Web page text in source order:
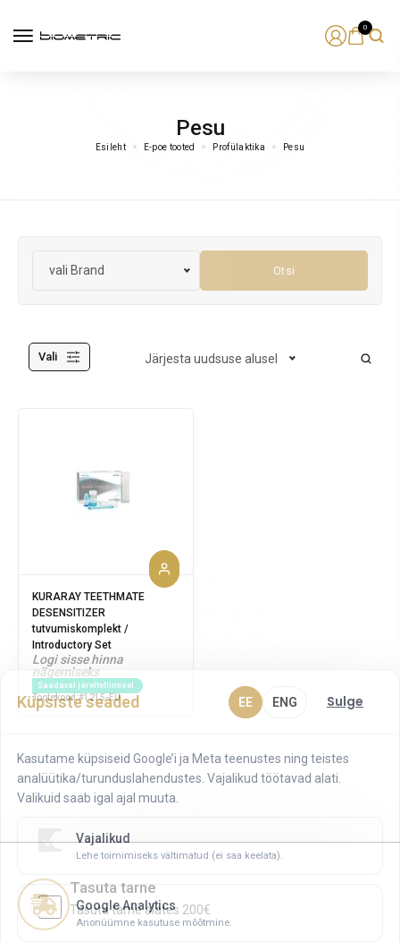
0
Pesu
Esileht E-poe tooted Profülaktika Pesu
vali Brand Otsi
Vali Järjesta uudsuse alusel
KURARAY TEETHMATE
DESENSITIZER
tutvumiskomplekt /
Introductory Set
Logi sisse hinna
nägemiseks
Saadaval järeltellimisel
Tootekood:#1215-EU
Tasuta tarne
Tasuta tarne alates 200€
Küpsiste seaded EE ENG Sulge
Kasutame küpsiseid Google’i ja Meta teenustes ning teistes
analüütika/turunduslahendustes. Vajalikud töötavad alati.
Valikuid saab igal ajal muuta.
Vajalikud
Lehe toimimiseks vältimatud (ei saa keelata).
Google Analytics
Anonüümne kasutuse mõõtmine.